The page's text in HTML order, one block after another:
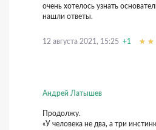
очень хотелось узнать
нашли ответы.
12 августа 2021, 15:25 +1
Андрей Латышев
Продолжу.
«У человека не два, а три